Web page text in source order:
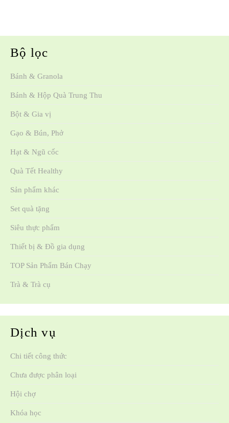
Bộ lọc
Bánh & Granola
Bánh & Hộp Quà Trung Thu
Bột & Gia vị
Gạo & Bún, Phở
Hạt & Ngũ cốc
Quà Tết Healthy
Sản phẩm khác
Set quà tặng
Siêu thực phẩm
Thiết bị & Đồ gia dụng
TOP Sản Phẩm Bán Chạy
Trà & Trà cụ
Dịch vụ
Chi tiết công thức
Chưa được phân loại
Hội chợ
Khóa học